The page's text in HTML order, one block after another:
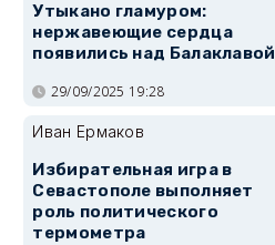
Утыкано гламуром:
нержавеющие сердца
появились над Балаклавой
29/09/2025 19:28
Иван Ермаков
Избирательная игра в
Севастополе выполняет
роль политического
термометра